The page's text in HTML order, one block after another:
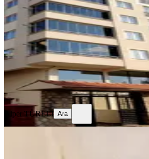
Onikişubat, Yunus Emre
1+1·40 m² · 5. Kat·
18.500 ₺
Alper TÜRELİ
Ara
Alper TÜRELİ Ara
Yeni Rota'dan